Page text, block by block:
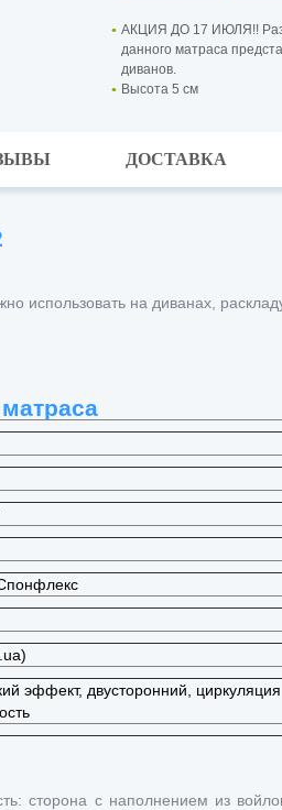
АКЦИЯ ДО 17 ИЮЛЯ!!
данного матраса
диванов.
Высота 5 см
ДОСТАВКА
использовать на диванах,
эффект, двусторонний, циркуляция
сторона с наполнением из